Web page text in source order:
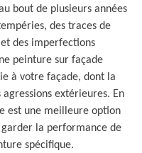
bout de plusieurs années
des traces de
des imperfections
peinture sur façade
à votre façade, dont la
extérieures. En
est une meilleure option
la performance de
spécifique.